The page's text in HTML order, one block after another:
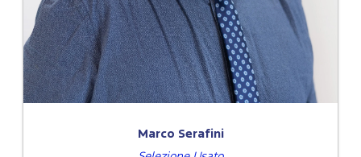
Marco Serafini